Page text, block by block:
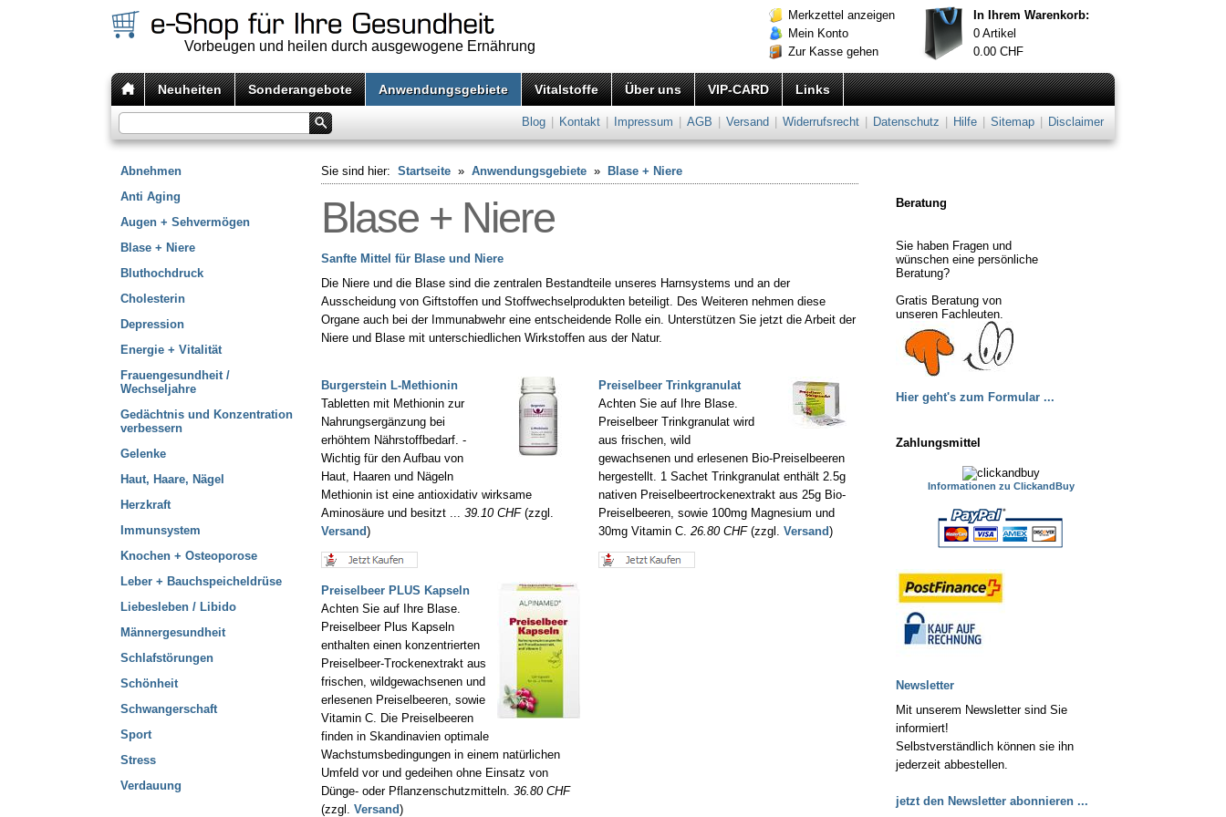
Vorbeugen und heilen durch ausgewogene Ernährung
Merkzettel anzeigen
Mein Konto
Zur Kasse gehen
In Ihrem Warenkorb:
0 Artikel
0.00 CHF
Neuheiten Sonderangebote Anwendungsgebiete Vitalstoffe Über uns VIP-CARD Links
Blog Kontakt Impressum AGB Versand Widerrufsrecht Datenschutz Hilfe Sitemap Disclaimer
Abnehmen
Anti Aging
Augen + Sehvermögen
Blase + Niere
Bluthochdruck
Cholesterin
Depression
Energie + Vitalität
Frauengesundheit /
Wechseljahre
Gedächtnis und Konzentration
verbessern
Gelenke
Haut, Haare, Nägel
Herzkraft
Immunsystem
Knochen + Osteoporose
Leber + Bauchspeicheldrüse
Liebesleben / Libido
Männergesundheit
Schlafstörungen
Schönheit
Schwangerschaft
Sport
Stress
Verdauung
Sie sind hier: Startseite » Anwendungsgebiete » Blase + Niere
Blase + Niere
Sanfte Mittel für Blase und Niere
Die Niere und die Blase sind die zentralen Bestandteile unseres Harnsystems und an der
Ausscheidung von Giftstoffen und Stoffwechselprodukten beteiligt. Des Weiteren nehmen diese
Organe auch bei der Immunabwehr eine entscheidende Rolle ein. Unterstützen Sie jetzt die Arbeit der
Niere und Blase mit unterschiedlichen Wirkstoffen aus der Natur.
Burgerstein L-Methionin
Tabletten mit Methionin zur
Nahrungsergänzung bei
erhöhtem Nährstoffbedarf. -
Wichtig für den Aufbau von
Haut, Haaren und Nägeln
Methionin ist eine antioxidativ wirksame
Aminosäure und besitzt ... 39.10 CHF(zzgl.
Versand)
Preiselbeer PLUS Kapseln
Achten Sie auf Ihre Blase.
Preiselbeer Plus Kapseln
enthalten einen konzentrierten
Preiselbeer-Trockenextrakt aus
frischen, wildgewachsenen und
erlesenen Preiselbeeren, sowie
Vitamin C. Die Preiselbeeren
finden in Skandinavien optimale
Wachstumsbedingungen in einem natürlichen
Umfeld vor und gedeihen ohne Einsatz von
Dünge- oder Pflanzenschutzmitteln. 36.80 CHF
(zzgl. Versand)
Preiselbeer Trinkgranulat
Achten Sie auf Ihre Blase.
Preiselbeer Trinkgranulat wird
aus frischen, wild
gewachsenen und erlesenen Bio-Preiselbeeren
hergestellt. 1 Sachet Trinkgranulat enthält 2.5g
nativen Preiselbeertrockenextrakt aus 25g Bio-
Preiselbeeren, sowie 100mg Magnesium und
30mg Vitamin C. 26.80 CHF(zzgl. Versand)
Beratung
Sie haben Fragen und
wünschen eine persönliche
Beratung?
Gratis Beratung von
unseren Fachleuten.
Hier geht's zum Formular ...
Zahlungsmittel
Informationen zu ClickandBuy
Newsletter
Mit unserem Newsletter sind Sie
informiert!
Selbstverständlich können sie ihn
jederzeit abbestellen.
jetzt den Newsletter abonnieren ...